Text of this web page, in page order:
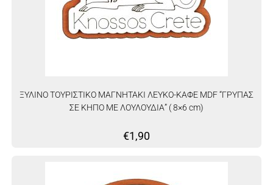
ΞΥΛΙΝΟ ΤΟΥΡΙΣΤΙΚΟ ΜΑΓΝΗΤΑΚΙ ΛΕΥΚΟ-ΚΑΦΕ MDF “ΓΡΥΠΑΣ
ΣΕ ΚΗΠΟ ΜΕ ΛΟΥΛΟΥΔΙΑ” ( 8×6 cm)
€1,90